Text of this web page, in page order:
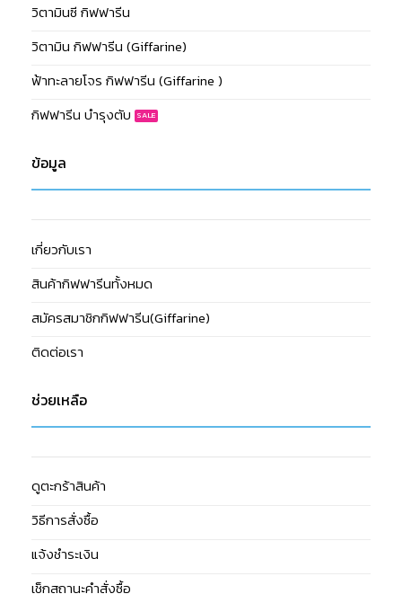
วิตามินซี กิฟฟารีน
วิตามิน กิฟฟารีน (Giffarine)
ฟ้าทะลายโจร กิฟฟารีน (Giffarine )
กิฟฟารีน บำรุงตับ
ข้อมูล
เกี่ยวกับเรา
สินค้ากิฟฟารีนทั้งหมด
สมัครสมาชิกกิฟฟารีน(Giffarine)
ติดต่อเรา
ช่วยเหลือ
ดูตะกร้าสินค้า
วิธีการสั่งซื้อ
แจ้งชำระเงิน
เช็กสถานะคำสั่งซื้อ